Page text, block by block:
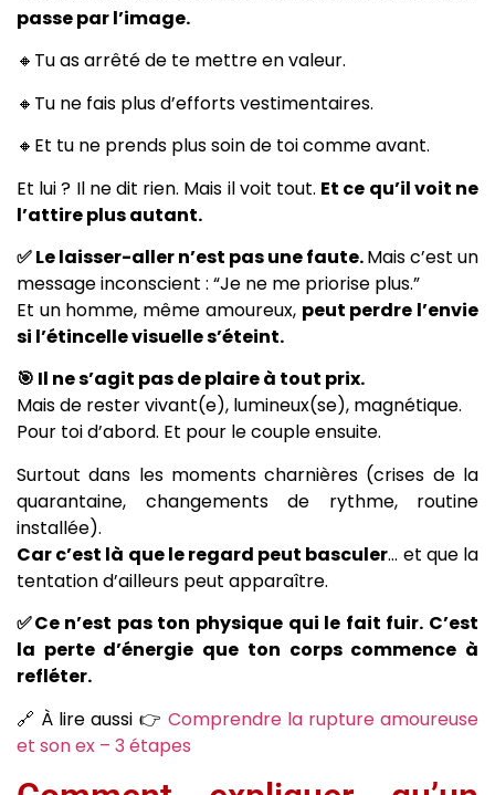
passe par l’image.
🔸Tu as arrêté de te mettre en valeur.
🔸Tu ne fais plus d’efforts vestimentaires.
🔸Et tu ne prends plus soin de toi comme avant.
Et lui ? Il ne dit rien. Mais il voit tout. Et ce qu’il voit ne
l’attire plus autant.
✅ Le laisser-aller n’est pas une faute.Mais c’est un
message inconscient : “Je ne me priorise plus.”
Et un homme, même amoureux, peut perdre l’envie
si l’étincelle visuelle s’éteint.
🎯 Il ne s’agit pas de plaire à tout prix.
Mais de rester vivant(e), lumineux(se), magnétique.
Pour toi d’abord. Et pour le couple ensuite.
Surtout dans les moments charnières (crises de la
quarantaine, changements de rythme, routine
installée).
Car c’est là que le regard peut basculer… et que la
tentation d’ailleurs peut apparaître.
✅Ce n’est pas ton physique qui le fait fuir. C’est
la perte d’énergie que ton corps commence à
refléter.
🔗 À lire aussi 👉 Comprendre la rupture amoureuse
et son ex – 3 étapes